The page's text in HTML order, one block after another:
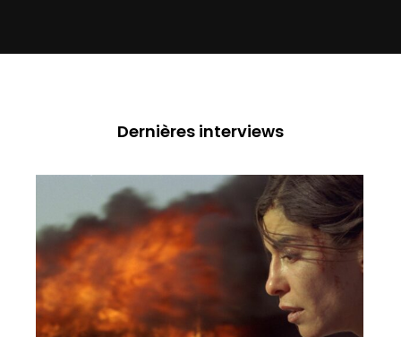
Dernières interviews